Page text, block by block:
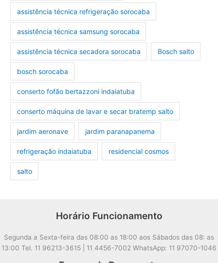
assistência técnica refrigeração sorocaba
assistência técnica samsung sorocaba
assistência técnica secadora sorocaba Bosch salto
bosch sorocaba
conserto fofão bertazzoni indaiatuba
conserto máquina de lavar e secar bratemp salto
jardim aeronave jardim paranapanema
refrigeração indaiatuba residencial cosmos
salto
Horário Funcionamento
Segunda a Sexta-feira das 08:00 as 18:00 aos Sábados das 08: as
13:00 Tel. 11 96213-3615 | 11 4456-7002 WhatsApp: 11 97070-1046